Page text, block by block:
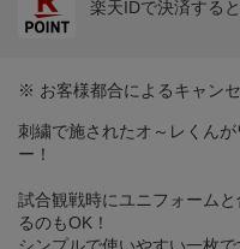
楽天IDで決済すると
※ お客様都合によるキャン
刺繍で施されたオ～レくん
ー！
試合観戦時にユニフォーム
るのもOK！